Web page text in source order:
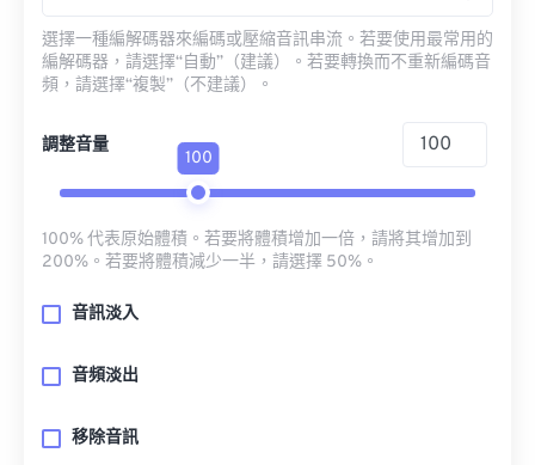
選擇一種編解碼器來編碼或壓縮音訊串流。若要使用最常用的
編解碼器，請選擇“自動”（建議）。若要轉換而不重新編碼音
頻，請選擇“複製”（不建議）。
調整音量
100
100% 代表原始體積。若要將體積增加一倍，請將其增加到
200%。若要將體積減少一半，請選擇 50%。
音訊淡入
音頻淡出
移除音訊